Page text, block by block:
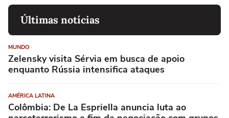
Últimas notícias
MUNDO
Zelensky visita Sérvia em busca de apoio
enquanto Rússia intensifica ataques
AMÉRICA LATINA
Colômbia: De La Espriella anuncia luta ao